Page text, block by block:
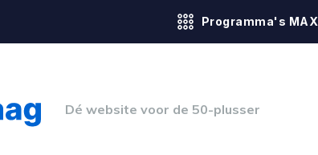
Programma's MAX
Dé website voor de 50-plusser